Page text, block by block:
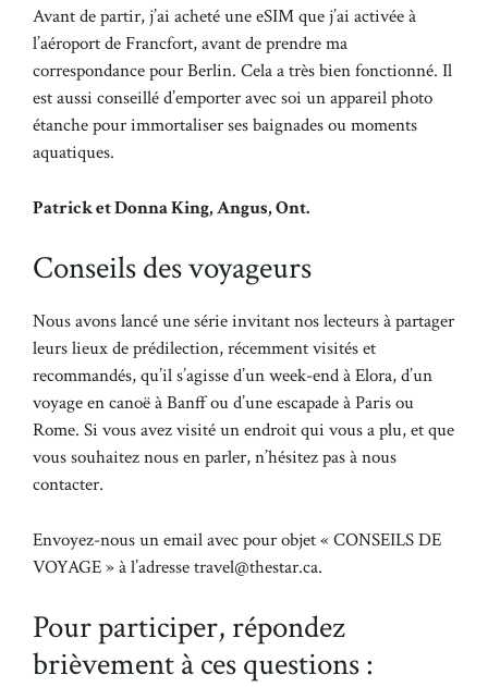
Avant de partir, j’ai acheté une eSIM que j’ai activée à
l’aéroport de Francfort, avant de prendre ma
correspondance pour Berlin. Cela a très bien fonctionné. Il
est aussi conseillé d’emporter avec soi un appareil photo
étanche pour immortaliser ses baignades ou moments
aquatiques.
Patrick et Donna King, Angus, Ont.
Conseils des voyageurs
Nous avons lancé une série invitant nos lecteurs à partager
leurs lieux de prédilection, récemment visités et
recommandés, qu’il s’agisse d’un week-end à Elora, d’un
voyage en canoë à Banff ou d’une escapade à Paris ou
Rome. Si vous avez visité un endroit qui vous a plu, et que
vous souhaitez nous en parler, n’hésitez pas à nous
contacter.
Envoyez-nous un email avec pour objet « CONSEILS DE
VOYAGE » à l’adresse travel@thestar.ca.
Pour participer, répondez
brièvement à ces questions :